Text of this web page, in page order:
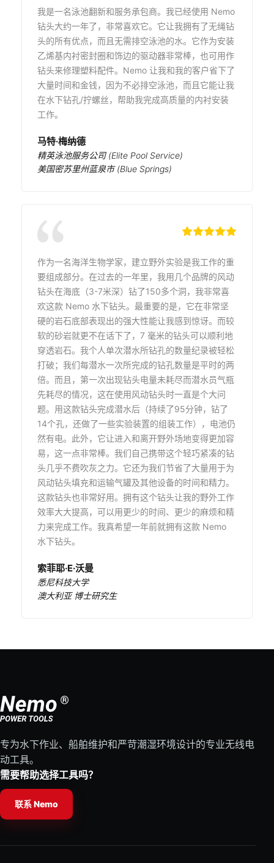
我是一名泳池翻新和服务承包商。我已经使用 Nemo
钻头大约一年了，非常喜欢它。它让我拥有了无绳钻
头的所有优点，而且无需排空泳池的水。它作为安装
乙烯基内衬密封圈和饰边的驱动器非常棒，也可用作
钻头来修理塑料配件。Nemo 让我和我的客户省下了
大量时间和金钱，因为不必排空泳池，而且它能让我
在水下钻孔/拧螺丝，帮助我完成高质量的内衬安装
工作。
马特·梅纳德
精英泳池服务公司 (Elite Pool Service)
美国密苏里州蓝泉市 (Blue Springs)
作为一名海洋生物学家，建立野外实验是我工作的重
要组成部分。在过去的一年里，我用几个品牌的风动
钻头在海底（3-7米深）钻了150多个洞，我非常喜
欢这款 Nemo 水下钻头。最重要的是，它在非常坚
硬的岩石底部表现出的强大性能让我感到惊讶。而较
软的砂岩就更不在话下了，7 毫米的钻头可以顺利地
穿透岩石。我个人单次潜水所钻孔的数量纪录被轻松
打破；我们每潜水一次所完成的钻孔数量是平时的两
倍。而且，第一次出现钻头电量未耗尽而潜水员气瓶
先耗尽的情况，这在使用风动钻头时一直是个大问
题。用这款钻头完成潜水后（持续了95分钟，钻了
14个孔，还做了一些实验装置的组装工作），电池仍
然有电。此外，它让进入和离开野外场地变得更加容
易，这一点非常棒。我们自己携带这个轻巧紧凑的钻
头几乎不费吹灰之力。它还为我们节省了大量用于为
风动钻头填充和运输气罐及其他设备的时间和精力。
这款钻头也非常好用。拥有这个钻头让我的野外工作
效率大大提高，可以用更少的时间、更少的麻烦和精
力来完成工作。我真希望一年前就拥有这款 Nemo
水下钻头。
索菲耶·E·沃曼
悉尼科技大学
澳大利亚 博士研究生
专为水下作业、船舶维护和严苛潮湿环境设计的专业无线电
动工具。
需要帮助选择工具吗？
联系 Nemo